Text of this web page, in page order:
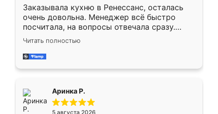
Заказывала кухню в Ренессанс, осталась
очень довольна. Менеджер всё быстро
посчитала, на вопросы отвечала сразу.
Замерщик приехал в субботу, подошёл к
делу со всей ответственностью. Собрали
за день, ребята работали аккуратно, даже
Читать полностью
Аринка Р.
5 августа 2026